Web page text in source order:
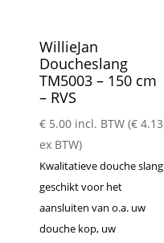
WillieJan
Doucheslang
TM5003 – 150 cm
– RVS
€ 5.00 incl. BTW (€ 4.13
ex BTW)
Kwalitatieve douche slang
geschikt voor het
aansluiten van o.a. uw
douche kop, uw